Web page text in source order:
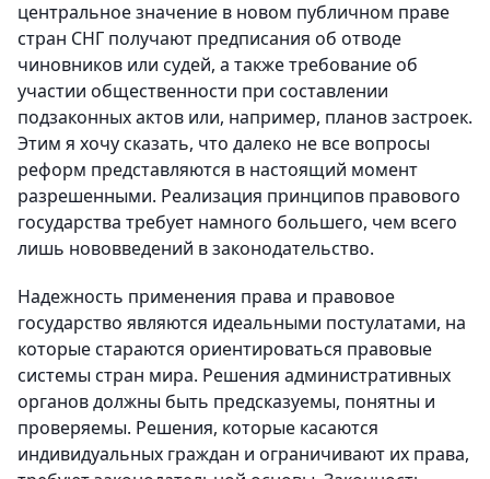
центральное значение в новом публичном праве
стран СНГ получают предписания об отводе
чиновников или судей, а также требование об
участии общественности при составлении
подзаконных актов или, например, планов застроек.
Этим я хочу сказать, что далеко не все вопросы
реформ представляются в настоящий момент
разрешенными. Реализация принципов правового
государства требует намного большего, чем всего
лишь нововведений в законодательство.
Надежность применения права и правовое
государство являются идеальными постулатами, на
которые стараются ориентироваться правовые
системы стран мира. Решения административных
органов должны быть предсказуемы, понятны и
проверяемы. Решения, которые касаются
индивидуальных граждан и ограничивают их права,